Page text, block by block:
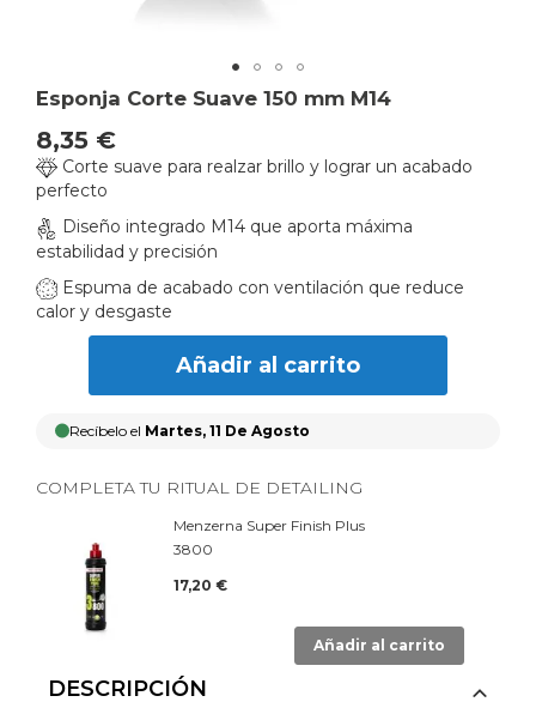
Esponja Corte Suave 150 mm M14
8,35 €
Corte suave para realzar brillo y lograr un acabado
perfecto
Diseño integrado M14 que aporta máxima
estabilidad y precisión
Espuma de acabado con ventilación que reduce
calor y desgaste
Añadir al carrito
Recíbelo el Martes, 11 De Agosto
COMPLETA TU RITUAL DE DETAILING
Menzerna Super Finish Plus
3800
17,20 €
Añadir al carrito
Skip
the
beginning
of
the
images
gallery
DESCRIPCIÓN